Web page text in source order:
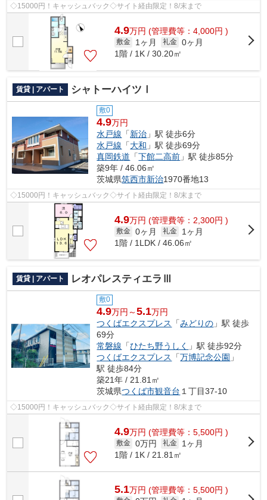
◇15000円！キャッシュバック◇サイト経由限定！8/末まで
4.9万円 (管理費等：4,000円 )
敷金 1ヶ月 礼金 0ヶ月
1階 / 1K / 30.20㎡
賃貸 | アパート シャトーハイツⅠ
敷0
4.9万円
水戸線 「新治 」駅 徒歩6分
水戸線 「大和 」駅 徒歩69分
真岡鉄道 「下館二高前 」駅 徒歩85分
築9年 / 46.06㎡
茨城県筑西市新治1970番地13
◇15000円！キャッシュバック◇サイト経由限定！8/末まで
4.9万円 (管理費等：2,300円 )
敷金 0ヶ月 礼金
1ヶ月
1階 / 1LDK / 46.06㎡
賃貸 | アパート レオパレスティエラⅢ
敷0
4.9万円～5.1万円
つくばエクスプレス
「みどりの 」駅 徒歩
69分
常磐線 「ひたち野うしく
」駅 徒歩92分
つくばエクスプレス
「万博記念公園 」
駅 徒歩84分
築21年 / 21.81㎡
茨城県つくば市観音台 １丁目37-10
◇15000円！キャッシュバック◇サイト経由限定！8/末まで
4.9万円 (管理費等：5,500円 )
敷金 0万円 礼金
1ヶ月
1階 / 1K / 21.81㎡
5.1万円 (管理費等：5,500円 )